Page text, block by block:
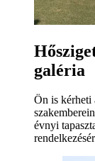
galéria
Ön is kérheti
évnyi